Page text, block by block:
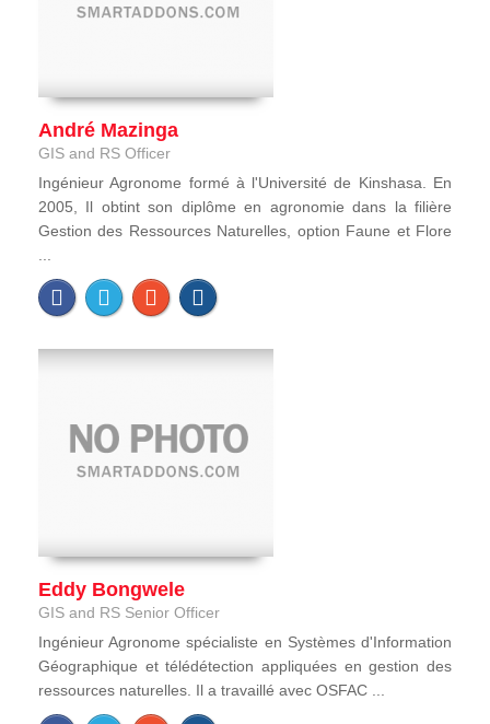
André Mazinga
GIS and RS Officer
Ingénieur Agronome formé à l'Université de Kinshasa. En
2005, Il obtint son diplôme en agronomie dans la filière
Gestion des Ressources Naturelles, option Faune et Flore
Eddy Bongwele
GIS and RS Senior Officer
Ingénieur Agronome spécialiste en Systèmes d'Information
Géographique et télédétection appliquées en gestion des
ressources naturelles. Il a travaillé avec OSFAC ...